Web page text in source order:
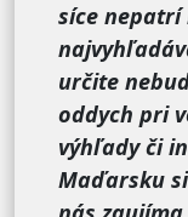
síce nepatrí
určite
oddych pri
výhľady či
Maďarsku